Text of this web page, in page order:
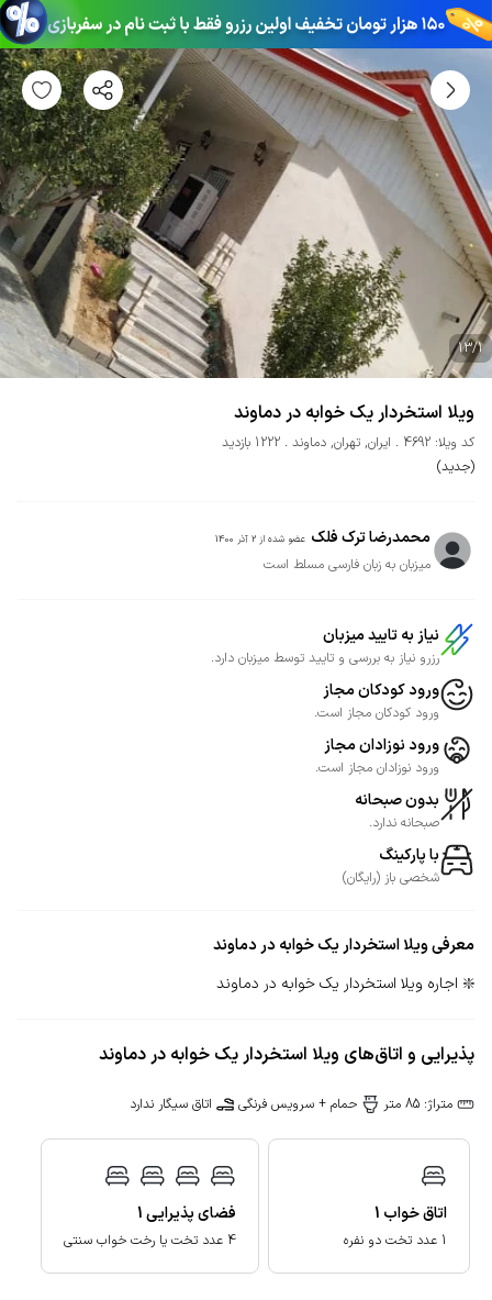
13/1
ویلا استخردار یک خوابه در دماوند
کد ویلا: 4692 ایران, تهران, دماوند
1222 بازدید
(جدید)
محمدرضا ترک فلک عضو شده از 2 آذر 1400
میزبان به زبان فارسی مسلط است
نیاز به تایید میزبان
رزرو نیاز به بررسی و تایید توسط میزبان دارد.
ورود کودکان مجاز
ورود کودکان مجاز است.
ورود نوزادان مجاز
ورود نوزادان مجاز است.
بدون صبحانه
صبحانه ندارد.
با پارکینگ
شخصی باز (رایگان)
معرفیویلا استخردار یک خوابه در دماوند
❇️ اجاره ویلا استخردار یک خوابه در دماوند
پذیرایی و اتاق‌های ویلا استخردار یک خوابه در دماوند
متراژ: 85 متر حمام + سرویس فرنگی اتاق سیگار ندارد
اتاق خواب 1
1 عدد تخت دو نفره
فضای پذیرایی1
4 عدد تخت یا رخت خواب سنتی